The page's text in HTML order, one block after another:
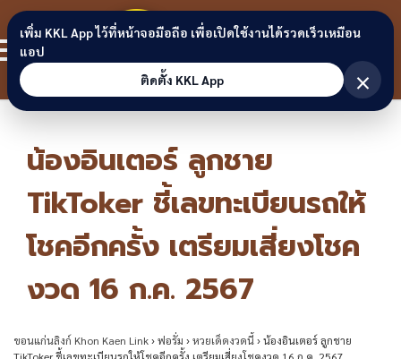
Skip to content
ขอนแก่น
ลิงก์
น้องอินเตอร์ ลูกชาย
TikToker ชี้เลขทะเบียนรถให้
โชคอีกครั้ง เตรียมเสี่ยงโชค
งวด 16 ก.ค. 2567
ขอนแก่นลิงก์ Khon Kaen Link›ฟอรั่ม ›หวยเด็ดงวดนี้›น้องอินเตอร์ ลูกชาย
เพิ่ม KKL App ไว้ที่หน้าจอมือถือ เพื่อเปิดใช้งานได้รวดเร็วเหมือน
แอป
ติดตั้ง KKL App
×